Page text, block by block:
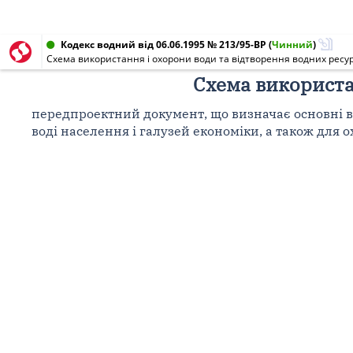
Кодекс водний від 06.06.1995 № 213/95-ВР (Чинний)
Схема використання і охорони води та відтворення водних